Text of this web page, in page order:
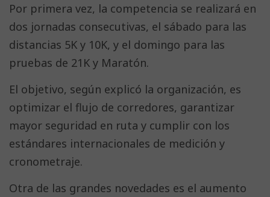
Por primera vez, la competencia se realizará en
dos jornadas consecutivas, el sábado para las
distancias 5K y 10K, y el domingo para las
pruebas de 21K y Maratón.
El objetivo, según explicó la organización, es
optimizar el flujo de corredores, garantizar
mayor seguridad en ruta y cumplir con los
estándares internacionales de medición y
cronometraje.
Otra de las grandes novedades es el aumento